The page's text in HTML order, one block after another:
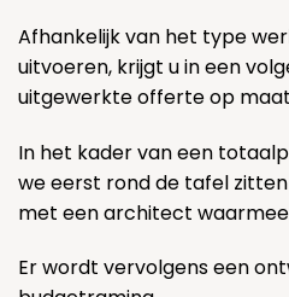
Afhankelijk van het type
uitvoeren, krijgt u in een
uitgewerkte offerte op
In het kader van een
we eerst rond de tafel
met een architect
Er wordt vervolgens een